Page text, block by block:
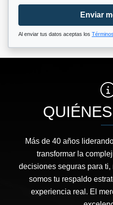
Enviar
Al enviar tus datos aceptas los
Más de 40 años
transformar la
decisiones seguras para
somos tu respaldo
experiencia real. El